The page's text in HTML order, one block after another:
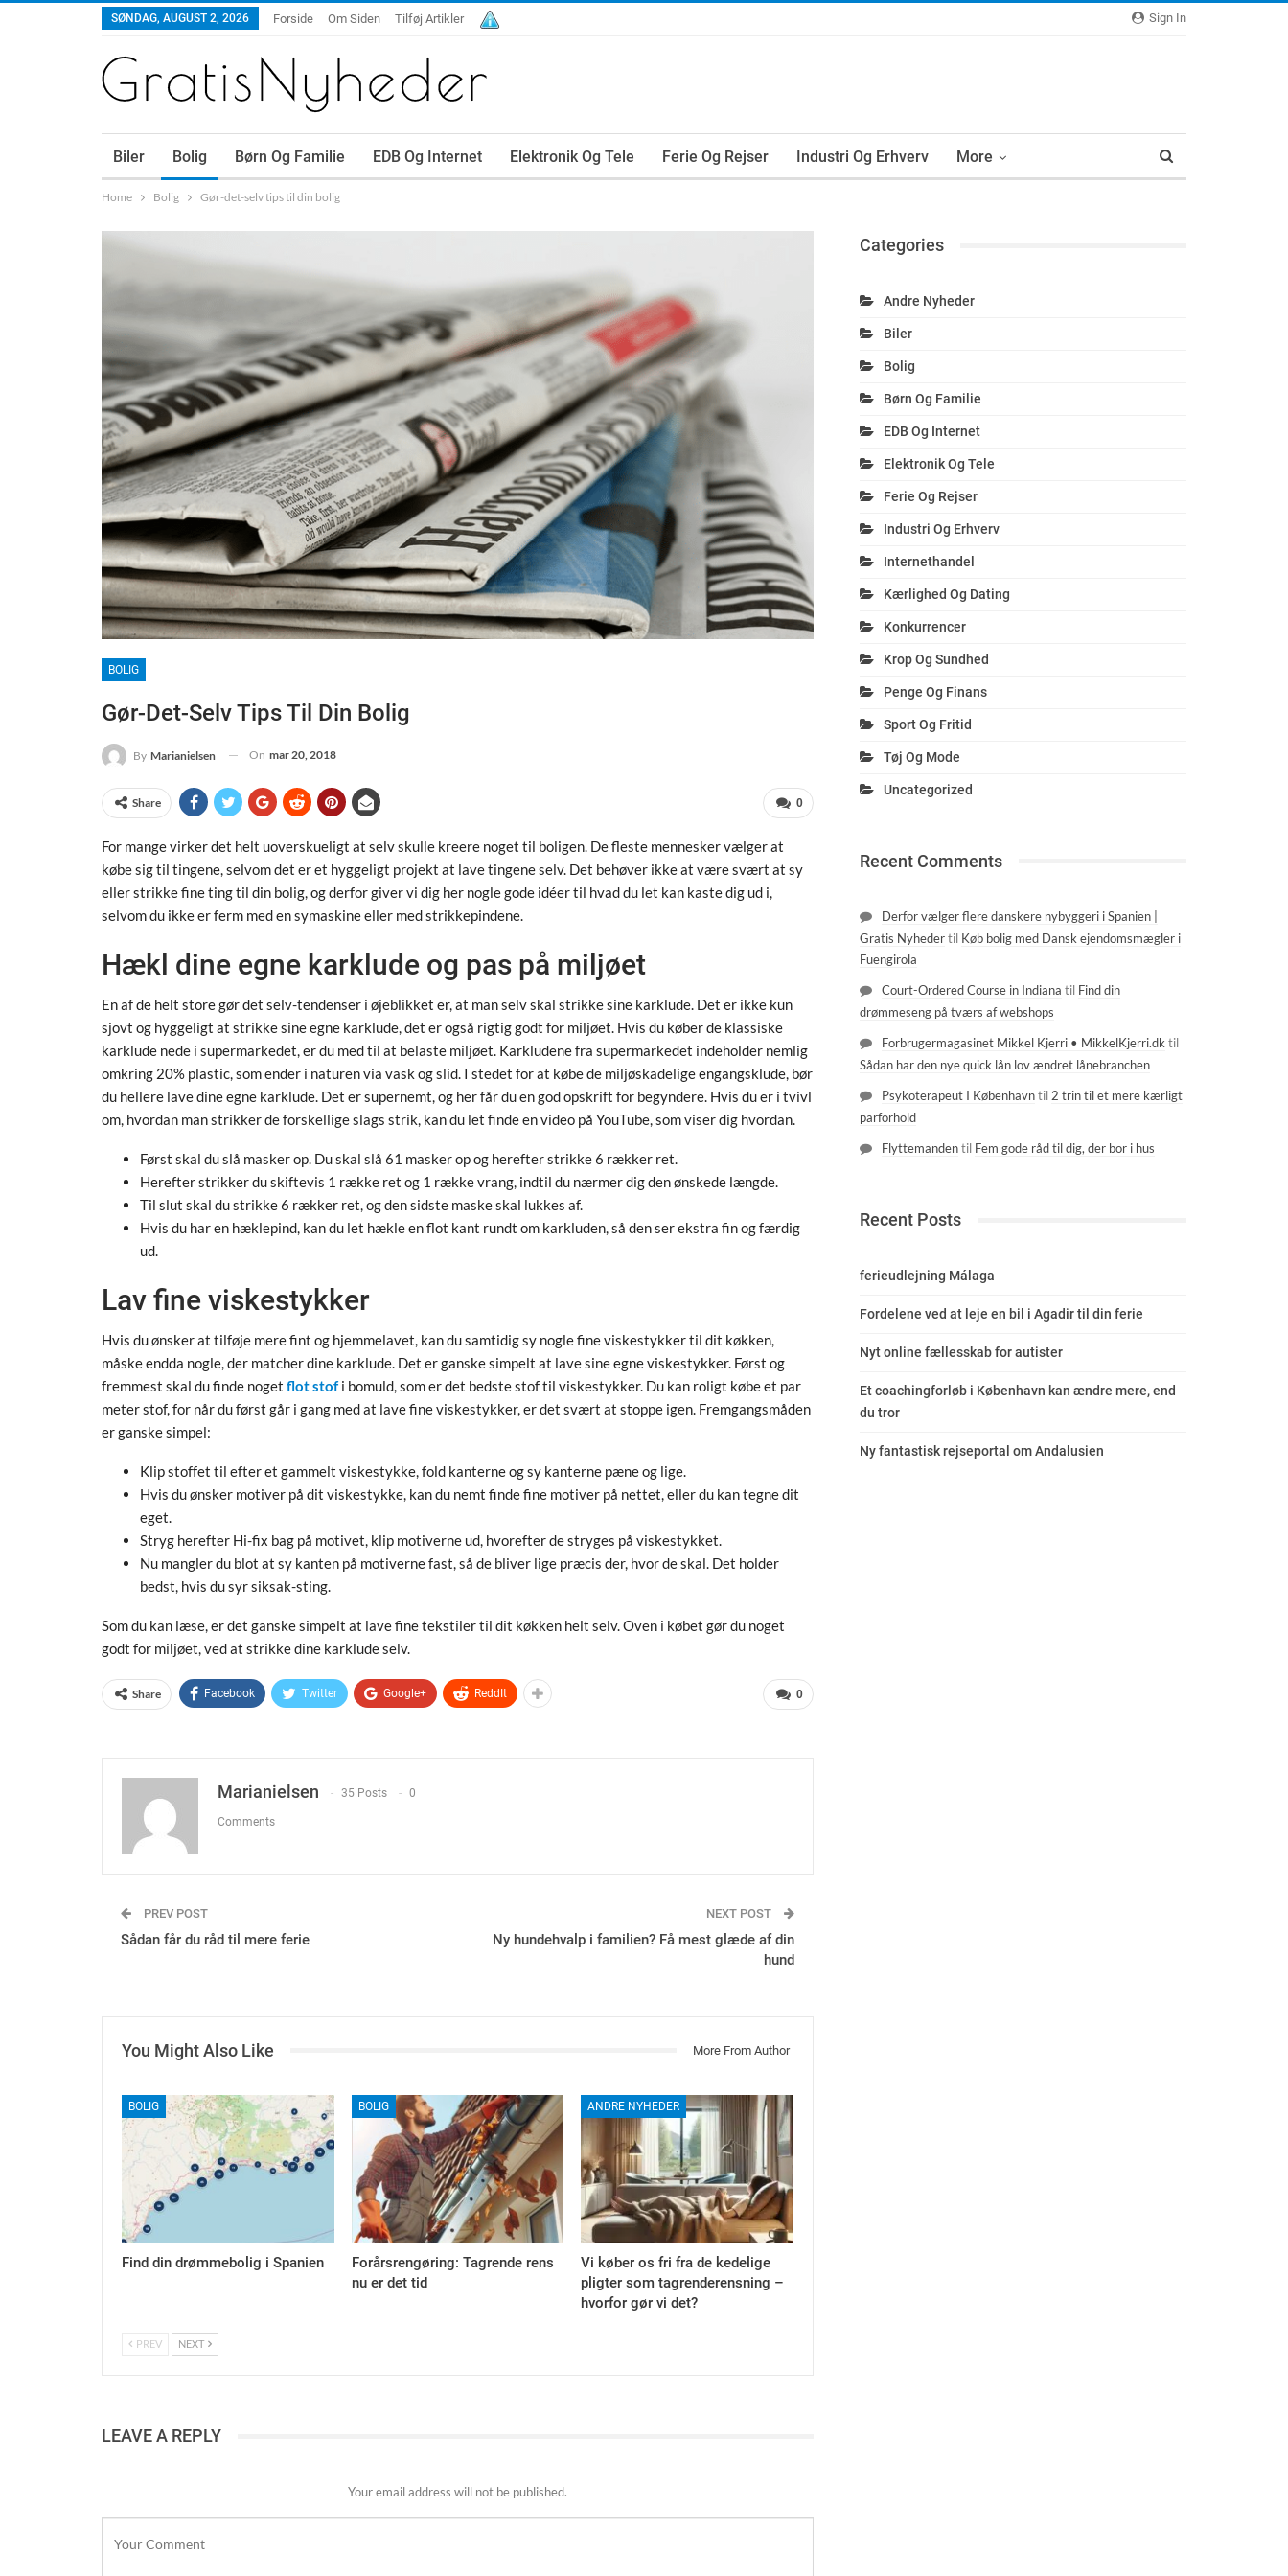
Sign In
SØNDAG, AUGUST 2, 2026 Forside Om Siden Tilføj Artikler
Biler Bolig Børn Og Familie EDB Og Internet Elektronik Og Tele Ferie Og Rejser Industri Og Erhverv More
Home Bolig Gør-det-selv tips til din bolig
BOLIG
Gør-Det-Selv Tips Til Din Bolig
By Marianielsen On mar 20, 2018
0
Share
For mange virker det helt uoverskueligt at selv skulle kreere noget til boligen. De fleste mennesker vælger at
købe sig til tingene, selvom det er et hyggeligt projekt at lave tingene selv. Det behøver ikke at være svært at sy
eller strikke fine ting til din bolig, og derfor giver vi dig her nogle gode idéer til hvad du let kan kaste dig ud i,
selvom du ikke er ferm med en symaskine eller med strikkepindene.
Hækl dine egne karklude og pas på miljøet
En af de helt store gør det selv-tendenser i øjeblikket er, at man selv skal strikke sine karklude. Det er ikke kun
sjovt og hyggeligt at strikke sine egne karklude, det er også rigtig godt for miljøet. Hvis du køber de klassiske
karklude nede i supermarkedet, er du med til at belaste miljøet. Karkludene fra supermarkedet indeholder nemlig
omkring 20% plastic, som ender i naturen via vask og slid. I stedet for at købe de miljøskadelige engangsklude, bør
du hellere lave dine egne karklude. Det er supernemt, og her får du en god opskrift for begyndere. Hvis du er i tvivl
om, hvordan man strikker de forskellige slags strik, kan du let finde en video på YouTube, som viser dig hvordan.
Først skal du slå masker op. Du skal slå 61 masker op og herefter strikke 6 rækker ret.
Herefter strikker du skiftevis 1 række ret og 1 række vrang, indtil du nærmer dig den ønskede længde.
Til slut skal du strikke 6 rækker ret, og den sidste maske skal lukkes af.
Hvis du har en hæklepind, kan du let hækle en flot kant rundt om karkluden, så den ser ekstra fin og færdig
ud.
Lav fine viskestykker
Hvis du ønsker at tilføje mere fint og hjemmelavet, kan du samtidig sy nogle fine viskestykker til dit køkken,
måske endda nogle, der matcher dine karklude. Det er ganske simpelt at lave sine egne viskestykker. Først og
fremmest skal du finde noget flot stofi bomuld, som er det bedste stof til viskestykker. Du kan roligt købe et par
meter stof, for når du først går i gang med at lave fine viskestykker, er det svært at stoppe igen. Fremgangsmåden
er ganske simpel:
Klip stoffet til efter et gammelt viskestykke, fold kanterne og sy kanterne pæne og lige.
Hvis du ønsker motiver på dit viskestykke, kan du nemt finde fine motiver på nettet, eller du kan tegne dit
eget.
Stryg herefter Hi-fix bag på motivet, klip motiverne ud, hvorefter de stryges på viskestykket.
Nu mangler du blot at sy kanten på motiverne fast, så de bliver lige præcis der, hvor de skal. Det holder
bedst, hvis du syr siksak-sting.
Som du kan læse, er det ganske simpelt at lave fine tekstiler til dit køkken helt selv. Oven i købet gør du noget
godt for miljøet, ved at strikke dine karklude selv.
0
Share Facebook Twitter Google+ ReddIt
Marianielsen 35 Posts 0
Comments
PREV POST
Sådan får du råd til mere ferie
NEXT POST
Ny hundehvalp i familien? Få mest glæde af din
hund
You Might Also Like More From Author
BOLIG
Find din drømmebolig i Spanien
BOLIG
Forårsrengøring: Tagrende rens
nu er det tid
ANDRE NYHEDER
Vi køber os fri fra de kedelige
pligter som tagrenderensning –
hvorfor gør vi det?
PREV NEXT
LEAVE A REPLY
Your email address will not be published.
Categories
Andre Nyheder
Biler
Bolig
Børn Og Familie
EDB Og Internet
Elektronik Og Tele
Ferie Og Rejser
Industri Og Erhverv
Internethandel
Kærlighed Og Dating
Konkurrencer
Krop Og Sundhed
Penge Og Finans
Sport Og Fritid
Tøj Og Mode
Uncategorized
Recent Comments
Derfor vælger flere danskere nybyggeri i Spanien |
Gratis Nyhedertil Køb bolig med Dansk ejendomsmægler i
Fuengirola
Court-Ordered Course in Indiana til Find din
drømmeseng på tværs af webshops
Forbrugermagasinet Mikkel Kjerri • MikkelKjerri.dktil
Sådan har den nye quick lån lov ændret lånebranchen
Psykoterapeut I Københavntil2 trin til et mere kærligt
parforhold
Flyttemandentil Fem gode råd til dig, der bor i hus
Recent Posts
ferieudlejning Málaga
Fordelene ved at leje en bil i Agadir til din ferie
Nyt online fællesskab for autister
Et coachingforløb i København kan ændre mere, end
du tror
Ny fantastisk rejseportal om Andalusien